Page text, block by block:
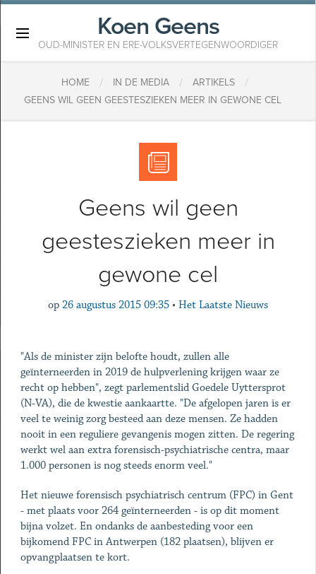
Koen Geens
OUD-MINISTER EN ERE-VOLKSVERTEGENWOORDIGER
HOME / IN DE MEDIA / ARTIKELS /
GEENS WIL GEEN GEESTESZIEKEN MEER IN GEWONE CEL
Geens wil geen
geesteszieken meer in
gewone cel
op 26 augustus 2015 09:35 • Het Laatste Nieuws
"Als de minister zijn belofte houdt, zullen alle
geïnterneerden in 2019 de hulpverlening krijgen waar ze
recht op hebben", zegt parlementslid Goedele Uyttersprot
(N-VA), die de kwestie aankaartte. "De afgelopen jaren is er
veel te weinig zorg besteed aan deze mensen. Ze hadden
nooit in een reguliere gevangenis mogen zitten. De regering
werkt wel aan extra forensisch-psychiatrische centra, maar
1.000 personen is nog steeds enorm veel."
Het nieuwe forensisch psychiatrisch centrum (FPC) in Gent
- met plaats voor 264 geïnterneerden - is op dit moment
bijna volzet. En ondanks de aanbesteding voor een
bijkomend FPC in Antwerpen (182 plaatsen), blijven er
opvangplaatsen te kort.